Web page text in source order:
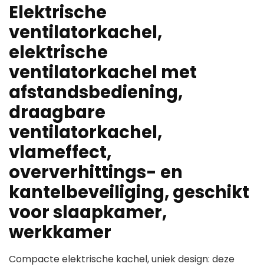
Elektrische
ventilatorkachel,
elektrische
ventilatorkachel met
afstandsbediening,
draagbare
ventilatorkachel,
vlameffect,
oververhittings- en
kantelbeveiliging, geschikt
voor slaapkamer,
werkkamer
Compacte elektrische kachel, uniek design: deze